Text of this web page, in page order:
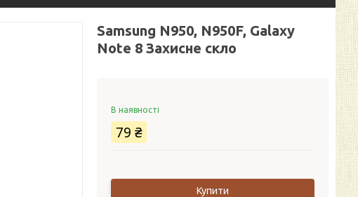
Samsung N950, N950F, Galaxy
Note 8 Захисне скло
В наявності
79 ₴
Купити